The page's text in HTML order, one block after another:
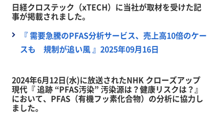
日経クロステック（xTECH）に当社が取材を受けた記
事が掲載されました。
『 需要急騰のPFAS分析サービス、売上高10倍のケー
スも 規制が追い風 』2025年09月16日
2024年6月12日(水)に放送されたNHK クローズアップ
現代『 追跡 “PFAS汚染” 汚染源は？健康リスクは？』
において、PFAS（有機フッ素化合物）の分析に協力し
ました。